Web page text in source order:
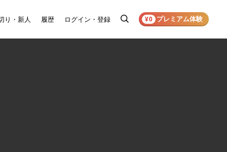
り・新人 履歴 ログイン・登録
検
¥0 プレミアム体験